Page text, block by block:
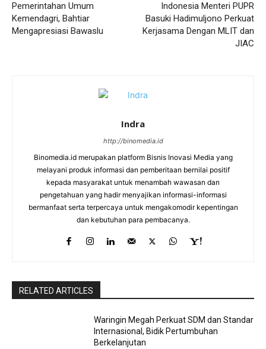
Pemerintahan Umum
Kemendagri, Bahtiar
Mengapresiasi Bawaslu
Indonesia Menteri PUPR
Basuki Hadimuljono Perkuat
Kerjasama Dengan MLIT dan
JIAC
Indra
http://binomedia.id
Binomedia.id merupakan platform Bisnis Inovasi Media yang
melayani produk informasi dan pemberitaan bernilai positif
kepada masyarakat untuk menambah wawasan dan
pengetahuan yang hadir menyajikan informasi-informasi
bermanfaat serta terpercaya untuk mengakomodir kepentingan
dan kebutuhan para pembacanya.
RELATED ARTICLES
Waringin Megah Perkuat SDM dan Standar
Internasional, Bidik Pertumbuhan
Berkelanjutan